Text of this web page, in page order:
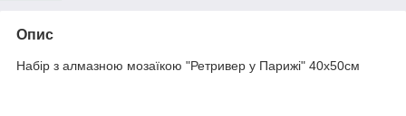
Опис
Набір з алмазною мозаїкою "Ретривер у Парижі" 40х50см